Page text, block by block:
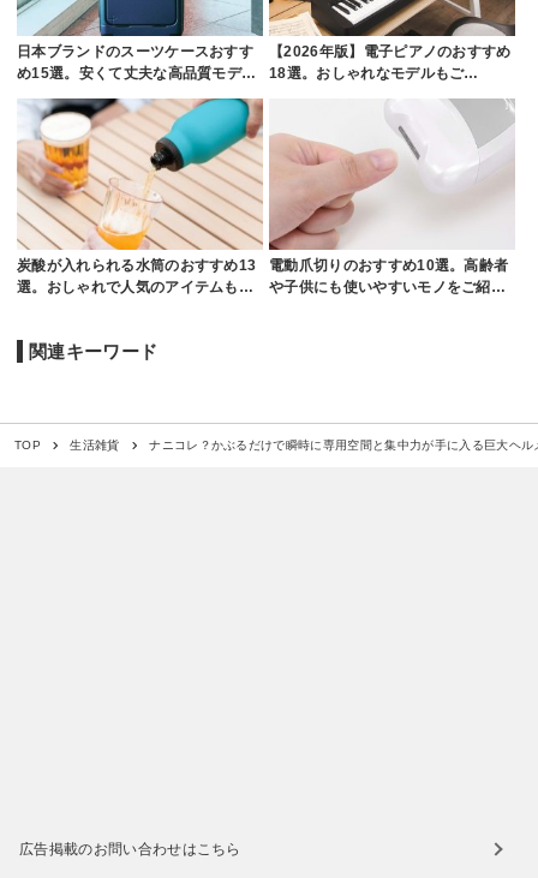
日本ブランドのスーツケースおすす
め15選。安くて丈夫な高品質モデ…
【2026年版】電子ピアノのおすすめ
18選。おしゃれなモデルもご…
炭酸が入れられる水筒のおすすめ13
選。おしゃれで人気のアイテムも…
電動爪切りのおすすめ10選。高齢者
や子供にも使いやすいモノをご紹…
関連キーワード
TOP 生活雑貨 ナニコレ？かぶるだけで瞬時に専用空間と集中力が手に入る巨大ヘル
広告掲載のお問い合わせはこちら